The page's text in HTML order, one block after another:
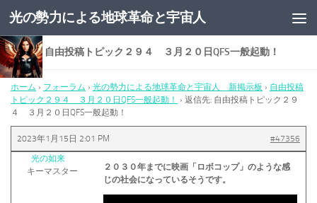
コンテンツへスキップ
光の勢力による地球革命と宇宙人
返信先: 自由投稿トピック２９４ ３月２０日QFS一般起動！
ホーム › フォーラム › 光の勢力による地球革命と宇宙人 新掲示板 › 自由投稿
トピック２９４ ３月２０日QFS一般起動！
› 返信先: 自由投稿トピック２９
４ ３月２０日QFS一般起動！
2023年1月15日 2:01 PM
#47356
光の如来
キーマスター
２０３０年までに映画「ロボコップ」のような感
じの社会になっているそうです。